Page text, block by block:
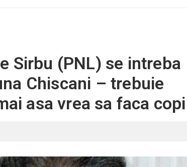
Sirbu (PNL) se intreba
Chiscani – trebuie
asa vrea sa faca